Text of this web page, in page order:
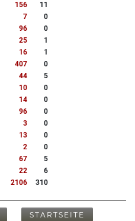
156
11
7
0
96
0
25
1
16
1
407
0
44
5
10
0
14
0
96
0
3
0
13
0
2
0
67
5
22
6
2106 310
STARTSEITE